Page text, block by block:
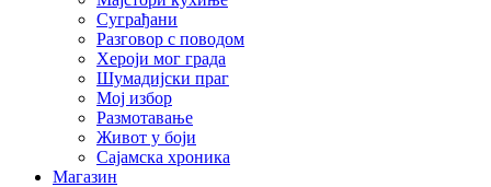
Суграђани
Разговор с поводом
Хероји мог града
Шумадијски праг
Мој избор
Размотавање
Живот у боји
Сајамска хроника
Магазин